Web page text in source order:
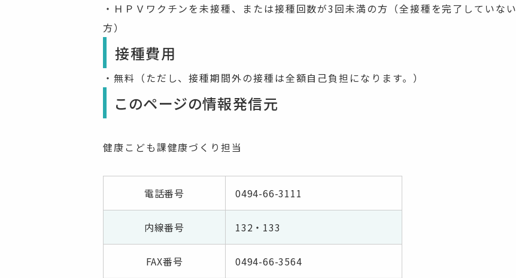
・ＨＰＶワクチンを未接種、または接種回数が3回未満の方（全接種を完了していない
方）
接種費用
・無料（ただし、接種期間外の接種は全額自己負担になります。）
このページの情報発信元
健康こども課健康づくり担当
電話番号 0494-66-3111
内線番号 132・133
FAX番号
0494-66-3564